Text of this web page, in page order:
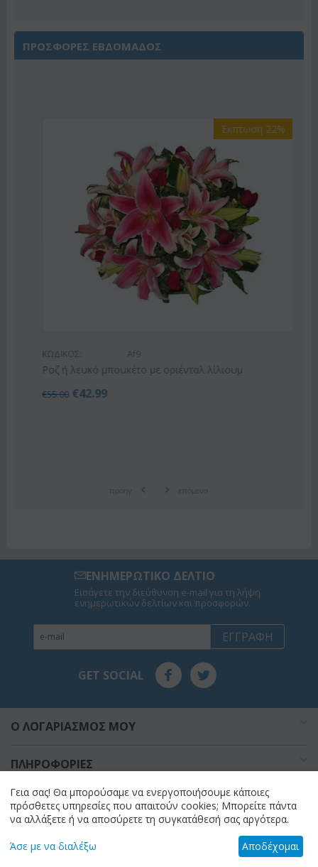
ΠΡΟΣΦΟΡΕΣ ΕΒΔΟΜΑΔΟΣ
Έκπτωση 22%
ΚΩΔΙΚΟΣ: Af9
Ροζ ή λευκό μπουκέτο με οριένταλ λίλιουμ
55.00 € 42.99
ΕΝΗΜΕΡΩΤΙΚΟ ΔΕΛΤΙΟ
Εισάγετε την διεύθυνση e-mail για τη λήψη
ενημερωτικών δελτίων και προσφορών.
ΕΓΓΡΑΦΉ
GET SOCIAL
O ΛΟΓΑΡΙΑΣΜΌΣ ΜΟΥ
ΠΛΗΡΟΦΟΡΊΕΣ
ΣΧΕΤΙΚΆ ΜΕ ΕΜΆΣ
Find us on
Γεια σας! Θα μπορούσαμε να ενεργοποιήσουμε κάποιες
πρόσθετες υπηρεσίες που απαιτούν cookies; Μπορείτε πάντα
να αλλάξετε ή να αποσύρετε τη συγκατάθεσή σας αργότερα.
Άσε με να διαλέξω Αποδέχομαι